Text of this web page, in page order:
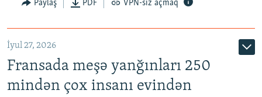
Paylaş PDF VPN-siz açmaq
İyul 27, 2026
Fransada meşə yanğınları 250
mindən çox insanı evindən